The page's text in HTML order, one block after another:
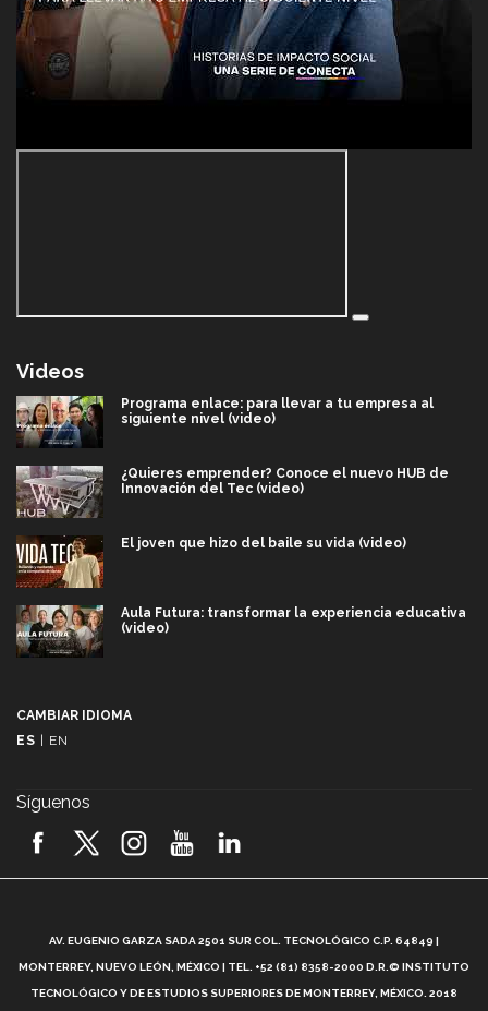
Videos
Programa enlace: para llevar a tu empresa al
siguiente nivel (video)
¿Quieres emprender? Conoce el nuevo HUB de
Innovación del Tec (video)
El joven que hizo del baile su vida (video)
Aula Futura: transformar la experiencia educativa
(video)
2026! (video)
¿Cómo es el Modelo Educativo Tec? (video)
CAMBIAR IDIOMA
ES | EN
Síguenos
AV. EUGENIO GARZA SADA 2501 SUR COL. TECNOLÓGICO C.P. 64849 |
MONTERREY, NUEVO LEÓN, MÉXICO | TEL. +52 (81) 8358-2000 D.R.© INSTITUTO
TECNOLÓGICO Y DE ESTUDIOS SUPERIORES DE MONTERREY, MÉXICO. 2018